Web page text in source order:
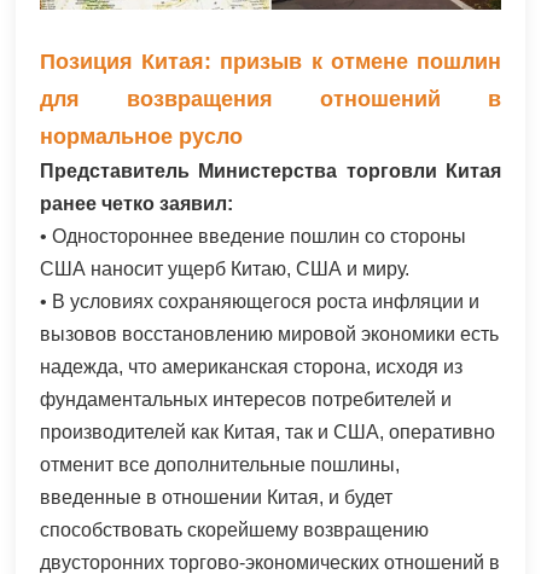
Позиция Китая: призыв к отмене пошлин
для возвращения отношений в
нормальное русло
Представитель Министерства торговли Китая
ранее четко заявил:
• Одностороннее введение пошлин со стороны
США наносит ущерб Китаю, США и миру.
• В условиях сохраняющегося роста инфляции и
вызовов восстановлению мировой экономики есть
надежда, что американская сторона, исходя из
фундаментальных интересов потребителей и
производителей как Китая, так и США, оперативно
отменит все дополнительные пошлины,
введенные в отношении Китая, и будет
способствовать скорейшему возвращению
двусторонних торгово-экономических отношений в